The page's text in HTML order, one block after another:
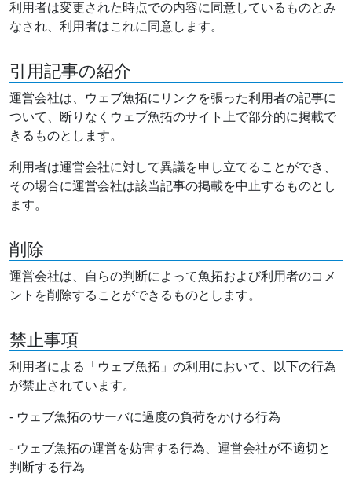
利用者は変更された時点での内容に同意しているものとみ
なされ、利用者はこれに同意します。
引用記事の紹介
運営会社は、ウェブ魚拓にリンクを張った利用者の記事に
ついて、断りなくウェブ魚拓のサイト上で部分的に掲載で
きるものとします。
利用者は運営会社に対して異議を申し立てることができ、
その場合に運営会社は該当記事の掲載を中止するものとし
ます。
削除
運営会社は、自らの判断によって魚拓および利用者のコメ
ントを削除することができるものとします。
禁止事項
利用者による「ウェブ魚拓」の利用において、以下の行為
が禁止されています。
- ウェブ魚拓のサーバに過度の負荷をかける行為
- ウェブ魚拓の運営を妨害する行為、運営会社が不適切と
判断する行為